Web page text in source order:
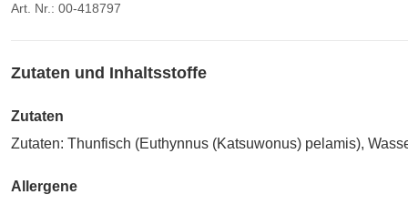
Art. Nr.: 00-418797
Zutaten und Inhaltsstoffe
Zutaten
Zutaten: Thunfisch (Euthynnus (Katsuwonus) pelamis),
Allergene